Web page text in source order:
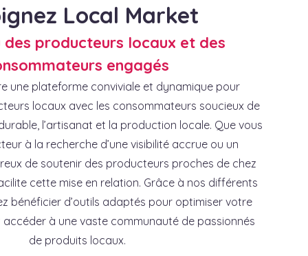
Local Market
des producteurs locaux et des
engagés
une plateforme conviviale et dynamique pour
locaux avec les consommateurs soucieux de
l’artisanat et la production locale. Que vous
à la recherche d’une visibilité accrue ou un
de soutenir des producteurs proches de chez
cette mise en relation. Grâce à nos différents
bénéficier d’outils adaptés pour optimiser votre
accéder à une vaste communauté de passionnés
de produits locaux.